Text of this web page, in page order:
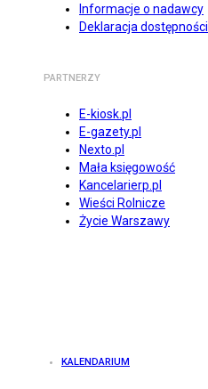
Informacje o nadawcy
Deklaracja dostępności
PARTNERZY
E-kiosk.pl
E-gazety.pl
Nexto.pl
Mała księgowość
Kancelarierp.pl
Wieści Rolnicze
Życie Warszawy
KALENDARIUM